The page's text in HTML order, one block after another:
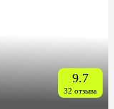
9.7
32 отзыва